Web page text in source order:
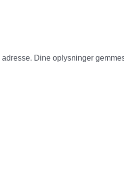
Dine oplysninger